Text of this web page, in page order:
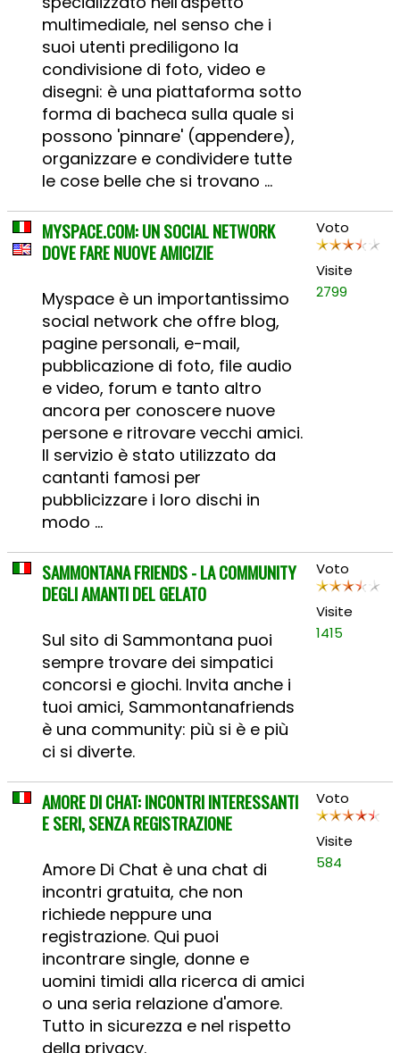
multimediale, nel senso che i
suoi utenti prediligono la
condivisione di foto, video e
disegni: è una piattaforma sotto
forma di bacheca sulla quale si
possono 'pinnare' (appendere),
organizzare e condividere tutte
le cose belle che si trovano ...
MYSPACE.COM: UN SOCIAL NETWORK
DOVE FARE NUOVE AMICIZIE
Myspace è un importantissimo
social network che offre blog,
pagine personali, e-mail,
pubblicazione di foto, file audio
e video, forum e tanto altro
ancora per conoscere nuove
persone e ritrovare vecchi amici.
Il servizio è stato utilizzato da
cantanti famosi per
pubblicizzare i loro dischi in
modo ...
Voto
Visite
2799
SAMMONTANA FRIENDS - LA COMMUNITY
DEGLI AMANTI DEL GELATO
Sul sito di Sammontana puoi
sempre trovare dei simpatici
concorsi e giochi. Invita anche i
tuoi amici, Sammontanafriends
è una community: più si è e più
ci si diverte.
Voto
Visite
1415
AMORE DI CHAT: INCONTRI INTERESSANTI
E SERI, SENZA REGISTRAZIONE
Amore Di Chat è una chat di
incontri gratuita, che non
richiede neppure una
registrazione. Qui puoi
incontrare single, donne e
uomini timidi alla ricerca di amici
o una seria relazione d'amore.
Tutto in sicurezza e nel rispetto
della privacy.
Voto
Visite
584